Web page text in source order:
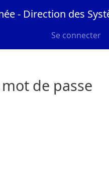
- Direction des
User menu
Se connecter
de passe